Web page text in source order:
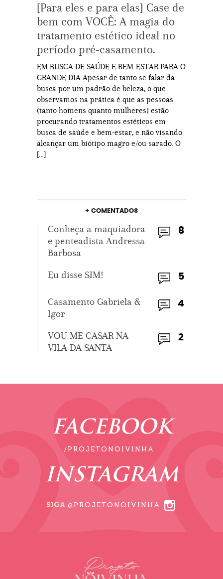
[Para eles e para elas] Case de
bem com VOCÊ: A magia do
tratamento estético ideal no
período pré-casamento.
EM BUSCA DE SAÚDE E BEM-ESTAR PARA O
GRANDE DIA Apesar de tanto se falar da
busca por um padrão de beleza, o que
observamos na prática é que as pessoas
(tanto homens quanto mulheres) estão
procurando tratamentos estéticos em
busca de saúde e bem-estar, e não visando
alcançar um biótipo magro e/ou sarado. O
[…]
+ COMENTADOS
8
Conheça a maquiadora
e penteadista Andressa
Barbosa
5
Eu disse SIM!
4
Casamento Gabriela &
Igor
2
VOU ME CASAR NA
VILA DA SANTA
FACEBOOK
/PROJETONOIVINHA
INSTAGRAM
SIGA @PROJETONOIVINHA